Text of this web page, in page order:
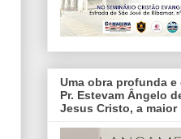
Uma obra profunda
Pr. Estevam Ângelo
Jesus Cristo, a maior